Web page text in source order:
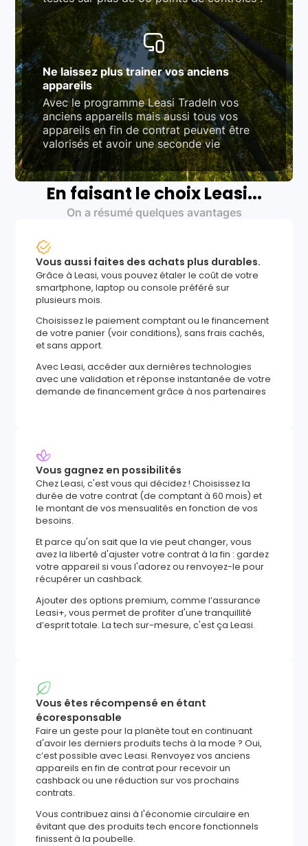
Ne laissez plus trainer vos anciens
appareils
Avec le programme Leasi TradeIn vos
anciens appareils mais aussi tous vos
appareils en fin de contrat peuvent être
valorisés et avoir une seconde vie
En faisant le choix Leasi...
On a résumé quelques avantages
Vous aussi faites des achats plus durables.
Grâce à Leasi, vous pouvez étaler le coût de votre
smartphone, laptop ou console préféré sur
plusieurs mois.
Choisissez le paiement comptant ou le financement
de votre panier (voir conditions), sans frais cachés,
et sans apport.
Avec Leasi, accéder aux dernières technologies
avec une validation et réponse instantanée de votre
demande de financement grâce à nos partenaires
Vous gagnez en possibilités
Chez Leasi, c'est vous qui décidez ! Choisissez la
durée de votre contrat (de comptant à 60 mois) et
le montant de vos mensualités en fonction de vos
besoins.
Et parce qu'on sait que la vie peut changer, vous
avez la liberté d'ajuster votre contrat à la fin : gardez
votre appareil si vous l'adorez ou renvoyez-le pour
récupérer un cashback.
Ajouter des options premium, comme l’assurance
Leasi+, vous permet de profiter d'une tranquillité
d’esprit totale. La tech sur-mesure, c'est ça Leasi.
Vous êtes récompensé en étant
écoresponsable
Faire un geste pour la planète tout en continuant
d'avoir les derniers produits techs à la mode ? Oui,
c’est possible avec Leasi. Renvoyez vos anciens
appareils en fin de contrat pour recevoir un
cashback ou une réduction sur vos prochains
contrats.
Vous contribuez ainsi à l'économie circulaire en
évitant que des produits tech encore fonctionnels
finissent à la poubelle.